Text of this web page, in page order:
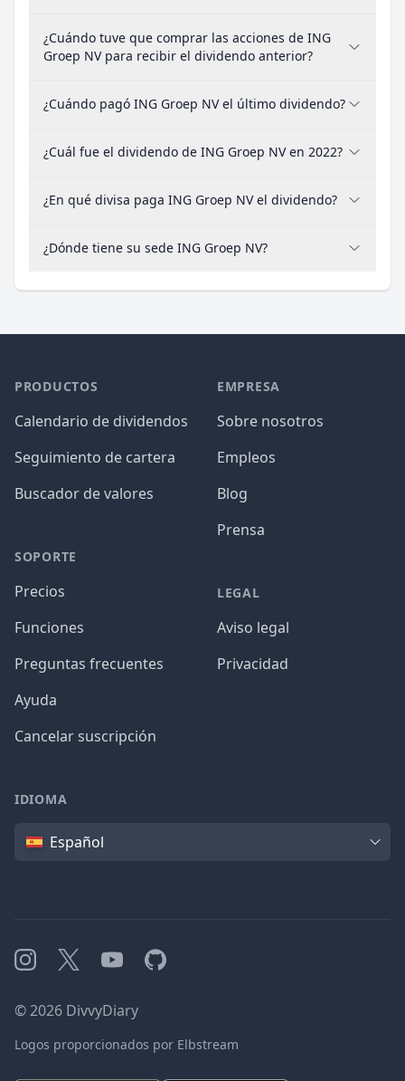
¿Cuándo tuve que comprar las acciones de ING
Groep NV para recibir el dividendo anterior?
¿Cuándo pagó ING Groep NV el último dividendo?
¿Cuál fue el dividendo de ING Groep NV en 2022?
¿En qué divisa paga ING Groep NV el dividendo?
¿Dónde tiene su sede ING Groep NV?
PRODUCTOS
Calendario de dividendos
Seguimiento de cartera
Buscador de valores
SOPORTE
Precios
Funciones
Preguntas frecuentes
Ayuda
Cancelar suscripción
EMPRESA
Sobre nosotros
Empleos
Blog
Prensa
LEGAL
Aviso legal
Privacidad
IDIOMA
IdiomaEspañol
Instagram
X YouTubeGitHub
©2026 DivvyDiary
Logos proporcionados por Elbstream